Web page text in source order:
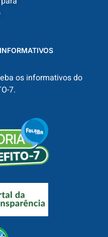
os informativos do
7.